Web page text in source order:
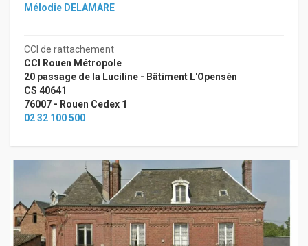
Mélodie DELAMARE
CCI de rattachement
CCI Rouen Métropole
20 passage de la Luciline - Bâtiment L'Opensèn
CS 40641
76007 - Rouen Cedex 1
02 32 100 500